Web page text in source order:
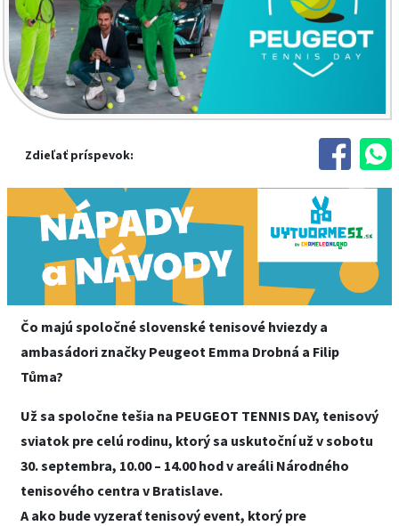
Zdieľať príspevok:
Čo majú spoločné slovenské tenisové hviezdy a
ambasádori značky Peugeot Emma Drobná a Filip
Tůma?
Už sa spoločne tešia na PEUGEOT TENNIS DAY, tenisový
sviatok pre celú rodinu, ktorý sa uskutoční už v sobotu
30. septembra, 10.00 – 14.00 hod v areáli Národného
tenisového centra v Bratislave.
A ako bude vyzerať tenisový event, ktorý pre